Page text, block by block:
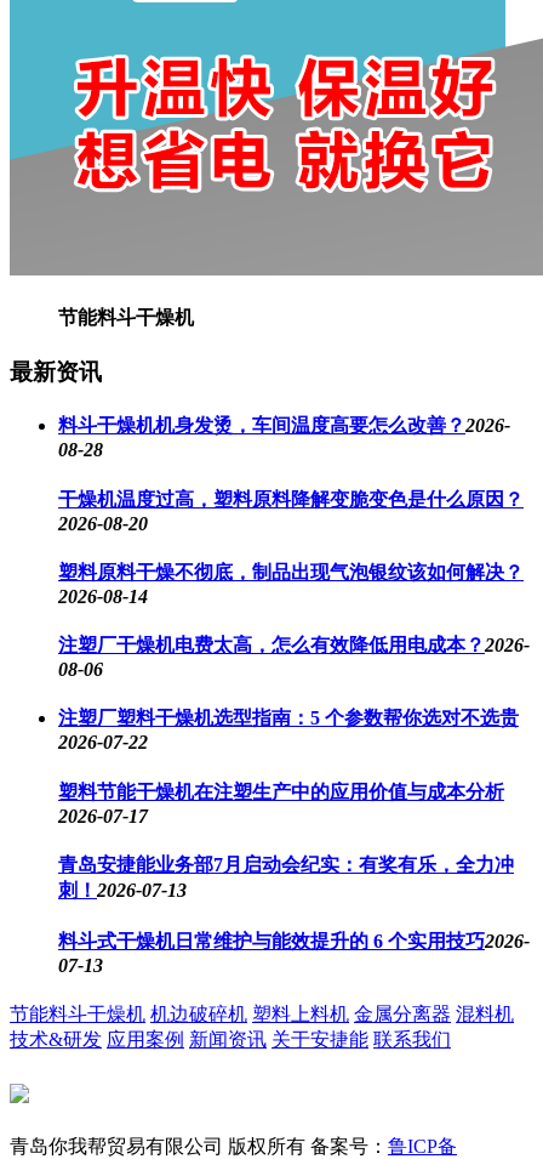
节能料斗干燥机
最新资讯
料斗干燥机机身发烫，车间温度高要怎么改善？2026-
08-28
干燥机温度过高，塑料原料降解变脆变色是什么原因？
2026-08-20
塑料原料干燥不彻底，制品出现气泡银纹该如何解决？
2026-08-14
注塑厂干燥机电费太高，怎么有效降低用电成本？2026-
08-06
注塑厂塑料干燥机选型指南：5 个参数帮你选对不选贵
2026-07-22
塑料节能干燥机在注塑生产中的应用价值与成本分析
2026-07-17
青岛安捷能业务部7月启动会纪实：有奖有乐，全力冲
刺！ 2026-07-13
料斗式干燥机日常维护与能效提升的 6 个实用技巧2026-
07-13
节能料斗干燥机 机边破碎机 塑料上料机 金属分离器 混料机
技术&研发 应用案例 新闻资讯 关于安捷能 联系我们
青岛你我帮贸易有限公司 版权所有 备案号： 鲁ICP备